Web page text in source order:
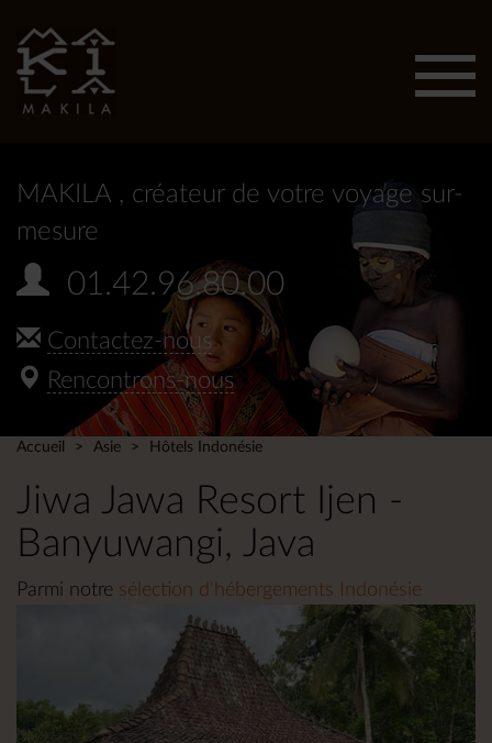
MAKILA , créateur de votre voyage sur-
mesure
01.42.96.80.00
Contactez-nous
Rencontrons-nous
Accueil Asie Hôtels Indonésie
Jiwa Jawa Resort Ijen -
Banyuwangi, Java
Parmi notre sélection d'hébergements Indonésie